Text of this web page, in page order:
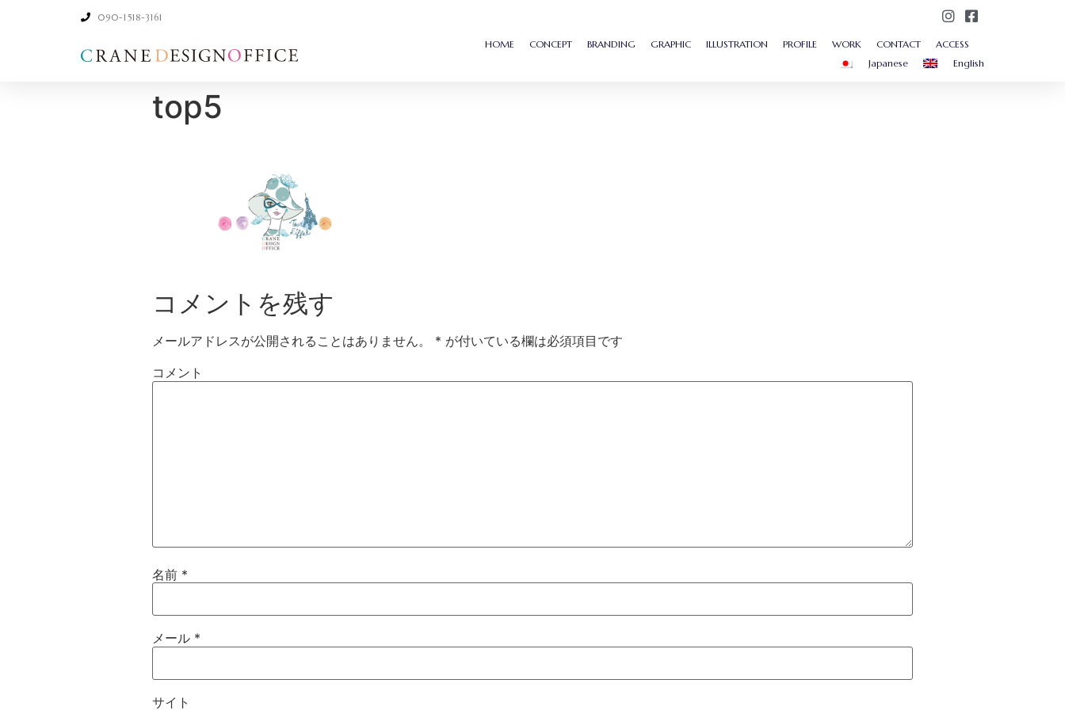
090-1518-3161
HOME CONCEPT BRANDING GRAPHIC ILLUSTRATION PROFILE WORK CONTACT
ACCESS
Japanese
English
top5
コメントを残す
メールアドレスが公開されることはありません。 * が付いている欄は必須項目です
コメント
名前 *
メール *
サイト